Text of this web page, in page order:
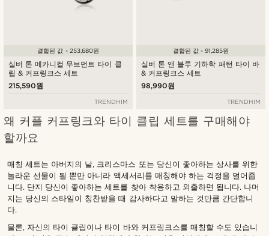
실버 톤 메카니컬 무브먼트 타이 클
립 & 커프링크스 세트
215,590원
결합된 값 - 253,680원
TRENDHIM
실버 톤 앤 블루 기하학 패턴 타이 바
& 커프링크스 세트
98,990원
결합된 값 - 91,285원
TRENDHIM
왜 커플 커프링크와 타이 클립 세트를 구매해야
할까요
매칭 세트는 아버지의 날, 크리스마스 또는 당신이 좋아하는 상사를 위한
놀라운 선물이 될 뿐만 아니라 액세서리를 매칭해야 하는 걱정을 덜어줍
니다. 단지 당신이 좋아하는 세트를 찾아 착용하고 외출하면 됩니다. 나머
지는 당신의 스타일이 칭찬받을 때 감사하다고 말하는 것만큼 간단합니
다.
물론, 자신의 타이 클립이나 타이 바와 커프링크스를 매칭할 수도 있습니